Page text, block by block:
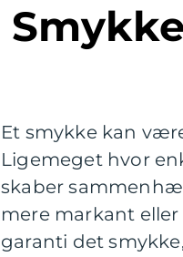
Smykker – Fremhæv din egen
Et smykke kan
Ligemeget hvor
skaber
mere markant
garanti det